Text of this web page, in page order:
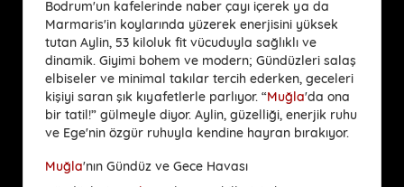
Bodrum'un kafelerinde naber çayı içerek ya da
Marmaris'in koylarında yüzerek enerjisini yüksek
tutan Aylin, 53 kiloluk fit vücuduyla sağlıklı ve
dinamik. Giyimi bohem ve modern; Gündüzleri salaş
elbiseler ve minimal takılar tercih ederken, geceleri
kişiyi saran şık kıyafetlerle parlıyor. “Muğla'da ona
bir tatil!” gülmeyle diyor. Aylin, güzelliği, enerjik ruhu
ve Ege'nin özgür ruhuyla kendine hayran bırakıyor.
Muğla'nın Gündüz ve Gece Havası